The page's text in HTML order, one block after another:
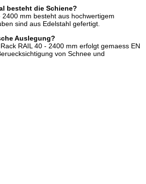
besteht die Schiene?
2400 mm besteht aus hochwertigem
sind aus Edelstahl gefertigt.
Auslegung?
RAIL 40 - 2400 mm erfolgt gemaess EN
von Schnee und